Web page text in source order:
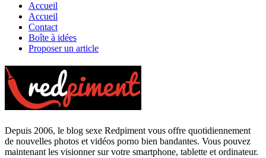
Accueil
Accueil
Contact
Boîte à idées
Proposer un article
Depuis 2006, le blog sexe Redpiment vous offre quotidiennement
de nouvelles photos et vidéos porno bien bandantes. Vous pouvez
maintenant les visionner sur votre smartphone, tablette et ordinateur.